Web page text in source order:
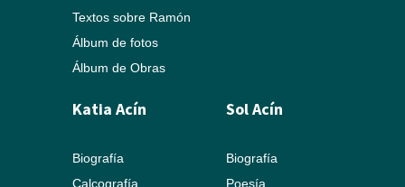
Textos sobre Ramón
Álbum de fotos
Álbum de Obras
Katia Acín
Biografía
Calcografía
Sol Acín
Biografía
Poesía